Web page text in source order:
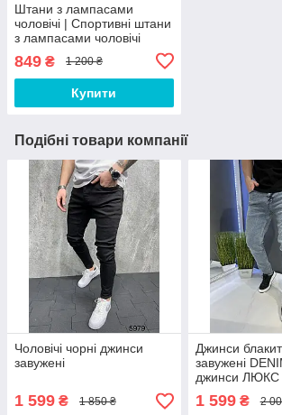
Штани з лампасами
чоловічі | Спортивні штани
з лампасами чоловічі
849 ₴ 1 200 ₴
Купити
Подібні товари компанії
Чоловічі чорні джинси
завужені
1 599 ₴ 1 850 ₴
Джинси
завужені
джинси ЛЮКС
1 599₴ 2